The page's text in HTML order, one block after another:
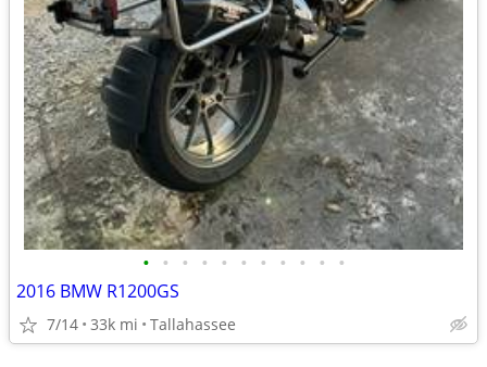
• • • • • • • • • • •
2016 BMW R1200GS
7/14 33k mi Tallahassee